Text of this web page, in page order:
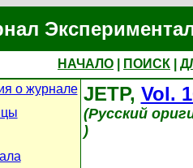
НАЧАЛО ПОИСК
о журнале JETP, Vol.
(Русский
)